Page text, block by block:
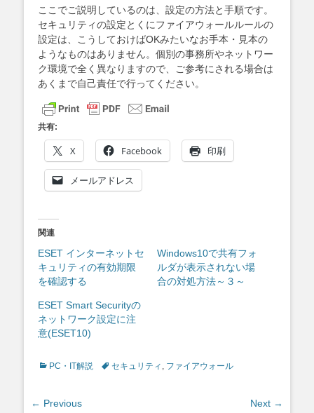
ここでご説明しているのは、設定の方法と手順です。
セキュリティの設定とくにファイアウォールルールの
設定は、こうしておけばOKみたいなお手本・見本の
ようなものはありません。個別の事務所やネットワー
ク環境で全く異なりますので、ご参考にされる場合は
あくまで自己責任で行ってください。
共有:
X Facebook 印刷
メールアドレス
関連
ESET インターネットセ
キュリティの有効期限
を確認する
Windows10で共有フォ
ルダが表示されない場
合の対処方法～３～
ESET Smart Securityの
ネットワーク設定に注
意(ESET10)
Categories
PC・IT解説 Tagsセキュリティ , ファイアウォール
投
← Previous
Next →